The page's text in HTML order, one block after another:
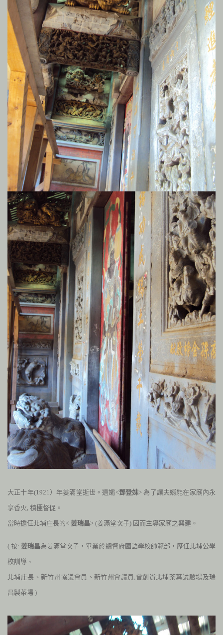
大正十年(1921 ）年姜滿堂逝世。遺孀<鄧登妹> 為了讓夫婿能在家廟內永
享香火, 積極督促。
當時擔任北埔庄長的< 姜瑞昌> (姜滿堂次子) 因而主導家廟之興建。
( 按:姜瑞昌為姜滿堂次子，畢業於總督府國語學校師範部，歷任北埔公學
校訓導、
北埔庄長、新竹州協議會員、新竹州會議員,曾創辦北埔茶葉試驗場及瑞
昌製茶場 )